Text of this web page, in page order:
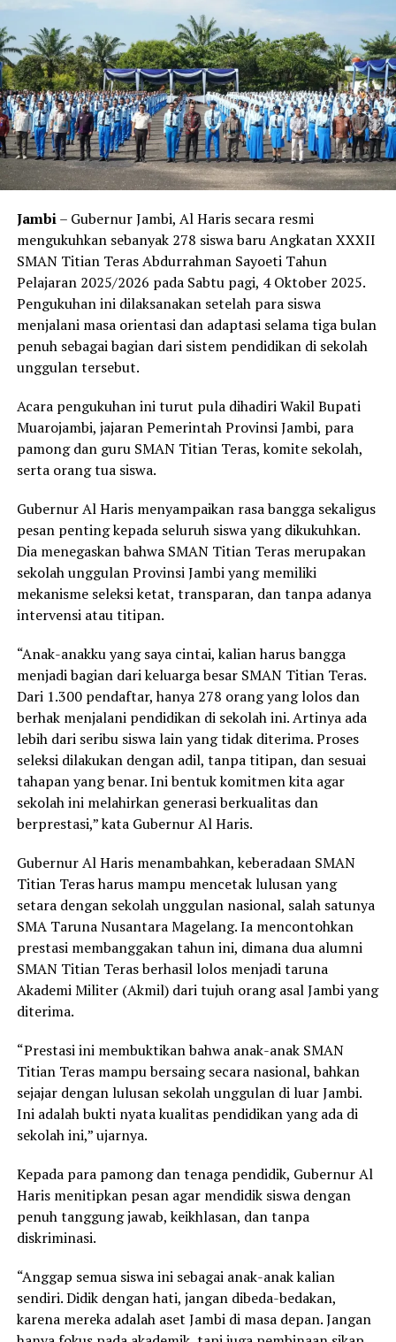
Jambi– Gubernur Jambi, Al Haris secara resmi
mengukuhkan sebanyak 278 siswa baru Angkatan XXXII
SMAN Titian Teras Abdurrahman Sayoeti Tahun
Pelajaran 2025/2026 pada Sabtu pagi, 4 Oktober 2025.
Pengukuhan ini dilaksanakan setelah para siswa
menjalani masa orientasi dan adaptasi selama tiga bulan
penuh sebagai bagian dari sistem pendidikan di sekolah
unggulan tersebut.
Acara pengukuhan ini turut pula dihadiri Wakil Bupati
Muarojambi, jajaran Pemerintah Provinsi Jambi, para
pamong dan guru SMAN Titian Teras, komite sekolah,
serta orang tua siswa.
Gubernur Al Haris menyampaikan rasa bangga sekaligus
pesan penting kepada seluruh siswa yang dikukuhkan.
Dia menegaskan bahwa SMAN Titian Teras merupakan
sekolah unggulan Provinsi Jambi yang memiliki
mekanisme seleksi ketat, transparan, dan tanpa adanya
intervensi atau titipan.
“Anak-anakku yang saya cintai, kalian harus bangga
menjadi bagian dari keluarga besar SMAN Titian Teras.
Dari 1.300 pendaftar, hanya 278 orang yang lolos dan
berhak menjalani pendidikan di sekolah ini. Artinya ada
lebih dari seribu siswa lain yang tidak diterima. Proses
seleksi dilakukan dengan adil, tanpa titipan, dan sesuai
tahapan yang benar. Ini bentuk komitmen kita agar
sekolah ini melahirkan generasi berkualitas dan
berprestasi,” kata Gubernur Al Haris.
Gubernur Al Haris menambahkan, keberadaan SMAN
Titian Teras harus mampu mencetak lulusan yang
setara dengan sekolah unggulan nasional, salah satunya
SMA Taruna Nusantara Magelang. Ia mencontohkan
prestasi membanggakan tahun ini, dimana dua alumni
SMAN Titian Teras berhasil lolos menjadi taruna
Akademi Militer (Akmil) dari tujuh orang asal Jambi yang
diterima.
“Prestasi ini membuktikan bahwa anak-anak SMAN
Titian Teras mampu bersaing secara nasional, bahkan
sejajar dengan lulusan sekolah unggulan di luar Jambi.
Ini adalah bukti nyata kualitas pendidikan yang ada di
sekolah ini,” ujarnya.
Kepada para pamong dan tenaga pendidik, Gubernur Al
Haris menitipkan pesan agar mendidik siswa dengan
penuh tanggung jawab, keikhlasan, dan tanpa
diskriminasi.
“Anggap semua siswa ini sebagai anak-anak kalian
sendiri. Didik dengan hati, jangan dibeda-bedakan,
karena mereka adalah aset Jambi di masa depan. Jangan